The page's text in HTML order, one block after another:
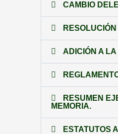
CAMBIO
ADICIÓN A
RESUMEN
MEMORIA.
ESTATUTOS